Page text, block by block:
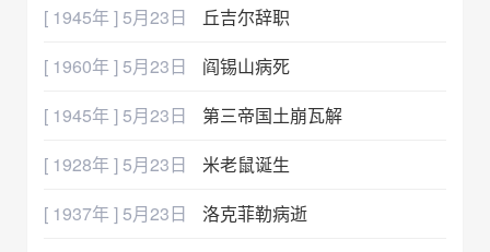
[ 1945年 ] 5月23日
丘吉尔辞职
[ 1960年 ] 5月23日
阎锡山病死
[ 1945年 ] 5月23日
第三帝国土崩瓦解
[ 1928年 ] 5月23日
米老鼠诞生
[ 1937年 ] 5月23日
洛克菲勒病逝